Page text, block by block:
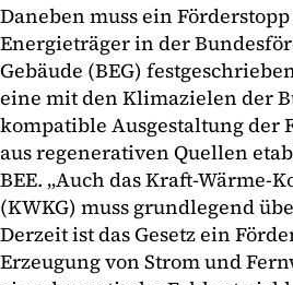
Daneben muss ein
Energieträger in der
Gebäude (BEG)
eine mit den Klimazielen der
kompatible Ausgestaltung der
aus regenerativen Quellen
BEE. „Auch das Kraft-Wärme-
(KWKG) muss grundlegend
Derzeit ist das Gesetz ein
Erzeugung von Strom und